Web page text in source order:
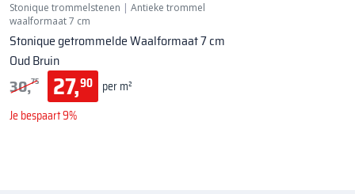
Stonique trommelstenen | Antieke trommel
waalformaat 7 cm
Stonique getrommelde Waalformaat 7 cm
Oud Bruin
30,75 27,90 per m²
Je bespaart 9%